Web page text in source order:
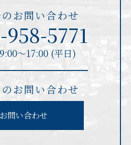
お問い合わせ
958-5771
〜17:00 (平日)
お問い合わせ
お問い合わせ